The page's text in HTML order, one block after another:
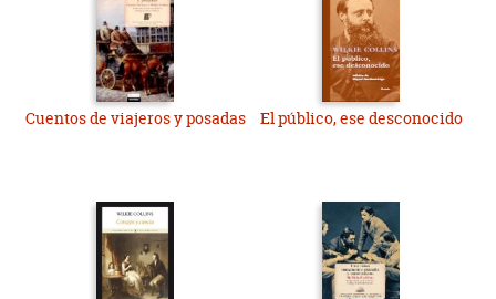
Cuentos de viajeros y posadas El público, ese desconocido